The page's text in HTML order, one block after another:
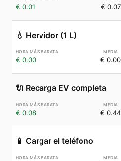
€ 0.01 € 0.07
💧 Hervidor (1 L)
€ 0.00 € 0.00
🔌 Recarga EV completa
€ 0.08 € 0.44
📱 Cargar el teléfono